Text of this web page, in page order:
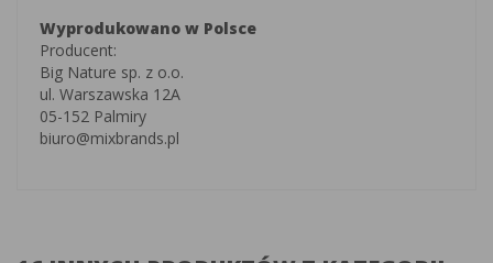
Wyprodukowano w Polsce
Producent:
Big Nature sp. z o.o.
ul. Warszawska 12A
05-152 Palmiry
biuro@mixbrands.pl